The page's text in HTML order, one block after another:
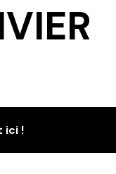
ici !